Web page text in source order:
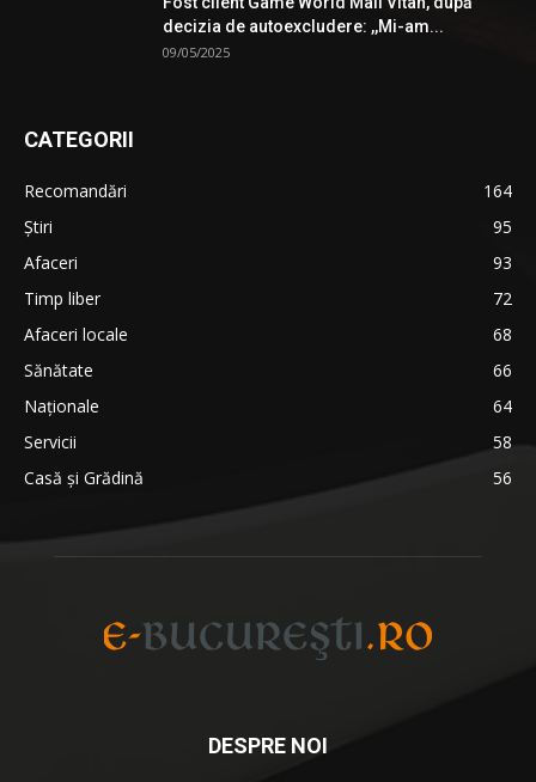
decizia de autoexcludere: ,,Mi-am...
09/05/2025
CATEGORII
Recomandări
164
Știri
95
Afaceri
93
Timp liber
72
Afaceri locale
68
Sănătate
66
Naționale
64
Servicii
58
Casă și Grădină
56
DESPRE NOI